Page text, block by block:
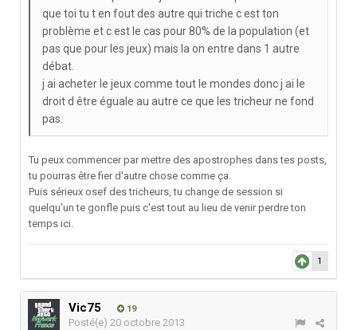
que toi tu t en fout des autre qui triche c est ton
problème et c est le cas pour 80% de la population (et
pas que pour les jeux) mais la on entre dans 1 autre
débat.
j ai acheter le jeux comme tout le mondes donc j ai le
droit d être éguale au autre ce que les tricheur ne fond
pas.
Tu peux commencer par mettre des apostrophes dans tes posts,
tu pourras être fier d'autre chose comme ça.
Puis sérieux osef des tricheurs, tu change de session si
quelqu'un te gonfle puis c'est tout au lieu de venir perdre ton
temps ici.
1
Vic75 19
Posté(e) 20 octobre 2013